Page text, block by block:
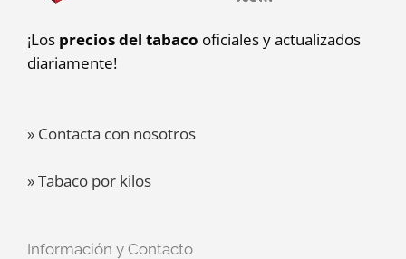
¡Los precios del tabaco oficiales y actualizados
diariamente!
» Contacta con nosotros
» Tabaco por kilos
Información y Contacto